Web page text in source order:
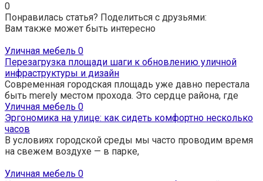
0
Понравилась статья? Поделиться с друзьями:
Вам также может быть интересно
Уличная мебель 0
Перезагрузка площади шаги к обновлению уличной
инфраструктуры и дизайн
Современная городская площадь уже давно перестала
быть merely местом прохода. Это сердце района, где
Уличная мебель 0
Эргономика на улице: как сидеть комфортно несколько
часов
В условиях городской среды мы часто проводим время
на свежем воздухе — в парке,
Уличная мебель 0